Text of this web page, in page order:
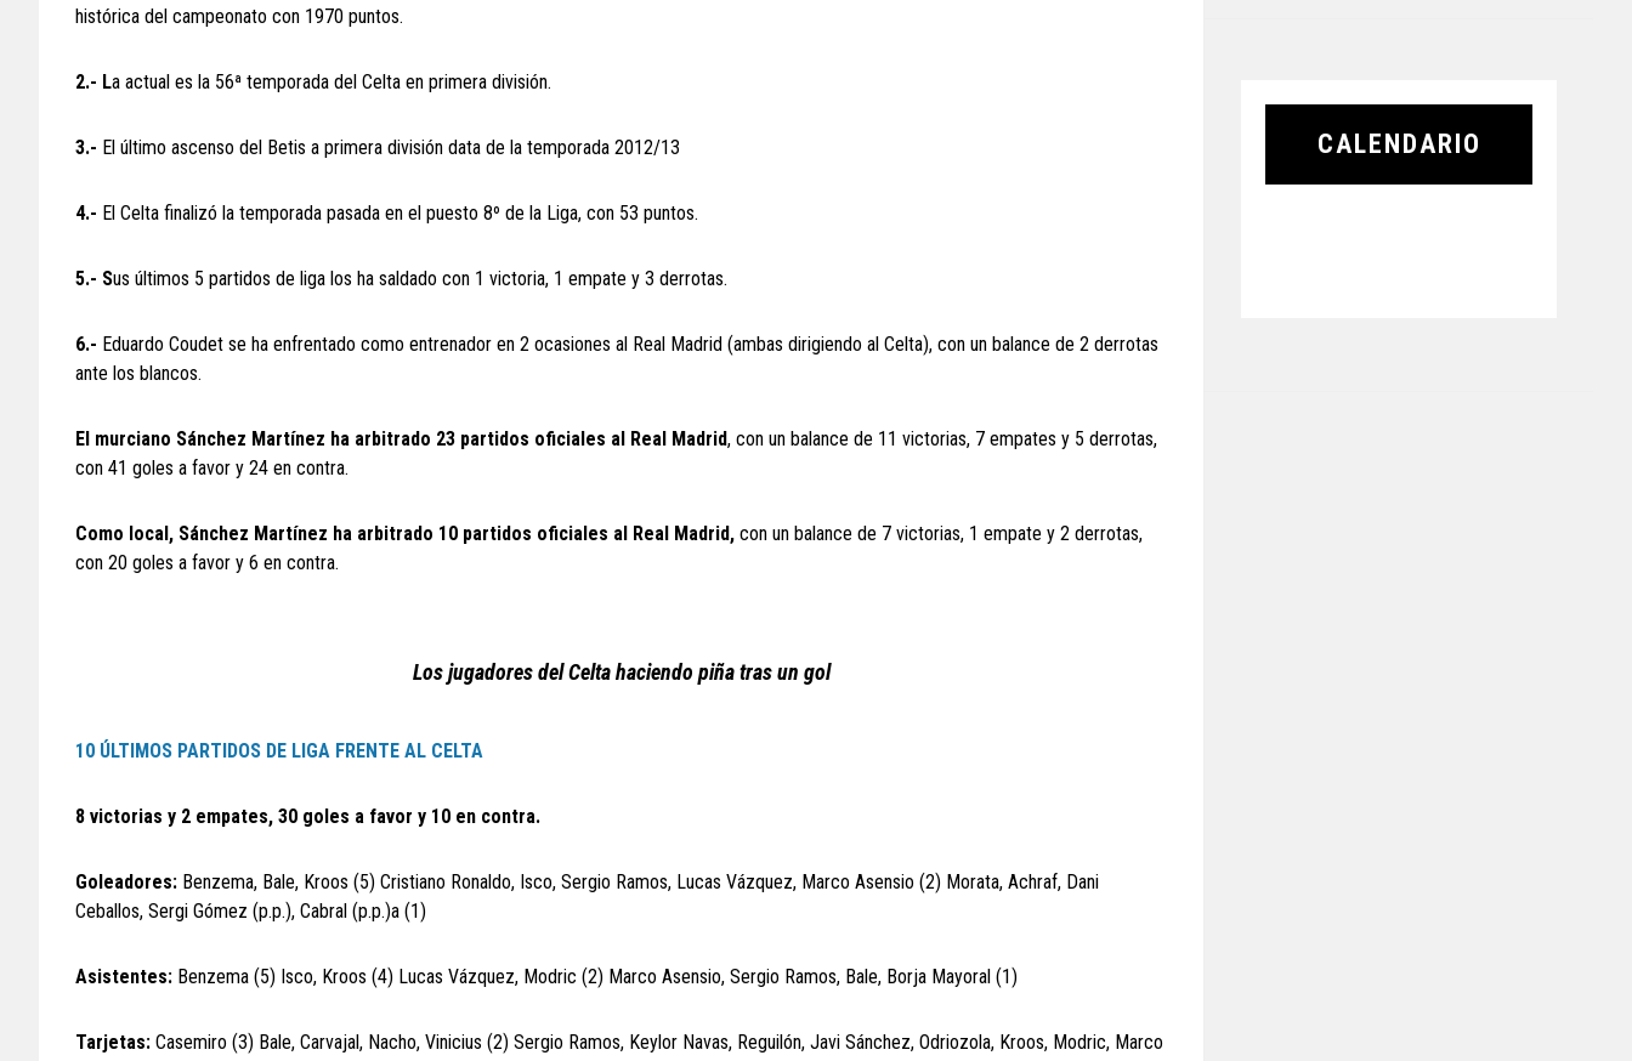
histórica del campeonato con 1970 puntos.
2.- La actual es la 56ª temporada del Celta en primera división.
3.- El último ascenso del Betis a primera división data de la temporada 2012/13
4.- El Celta finalizó la temporada pasada en el puesto 8º de la Liga, con 53 puntos.
5.- Sus últimos 5 partidos de liga los ha saldado con 1 victoria, 1 empate y 3 derrotas.
6.- Eduardo Coudet se ha enfrentado como entrenador en 2 ocasiones al Real Madrid (ambas dirigiendo al Celta), con un balance de 2 derrotas
ante los blancos.
El murciano Sánchez Martínez ha arbitrado 23 partidos oficiales al Real Madrid, con un balance de 11 victorias, 7 empates y 5 derrotas,
con 41 goles a favor y 24 en contra.
Como local, Sánchez Martínez ha arbitrado 10 partidos oficiales al Real Madrid, con un balance de 7 victorias, 1 empate y 2 derrotas,
con 20 goles a favor y 6 en contra.
Los jugadores del Celta haciendo piña tras un gol
10 ÚLTIMOS PARTIDOS DE LIGA FRENTE AL CELTA
8 victorias y 2 empates, 30 goles a favor y 10 en contra.
Goleadores: Benzema, Bale, Kroos (5) Cristiano Ronaldo, Isco, Sergio Ramos, Lucas Vázquez, Marco Asensio (2) Morata, Achraf, Dani
Ceballos, Sergi Gómez (p.p.), Cabral (p.p.)a (1)
Asistentes: Benzema (5) Isco, Kroos (4) Lucas Vázquez, Modric (2) Marco Asensio, Sergio Ramos, Bale, Borja Mayoral (1)
Tarjetas: Casemiro (3) Bale, Carvajal, Nacho, Vinicius (2) Sergio Ramos, Keylor Navas, Reguilón, Javi Sánchez, Odriozola, Kroos, Modric, Marco
CALENDARIO